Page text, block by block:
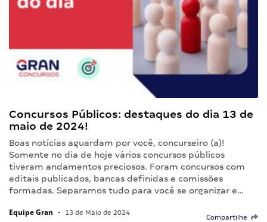
Concursos Públicos: destaques do dia 13 de
maio de 2024!
Boas notícias aguardam por você, concurseiro (a)!
Somente no dia de hoje vários concursos públicos
tiveram andamentos preciosos. Foram concursos com
editais publicados, bancas definidas e comissões
formadas. Separamos tudo para você se organizar e…
Equipe Gran • 13 de Maio de 2024
Compartilhe